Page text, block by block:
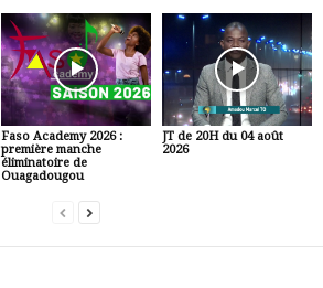
Faso Academy 2026 :
première manche
éliminatoire de
Ouagadougou
JT de 20H du 04 août
2026